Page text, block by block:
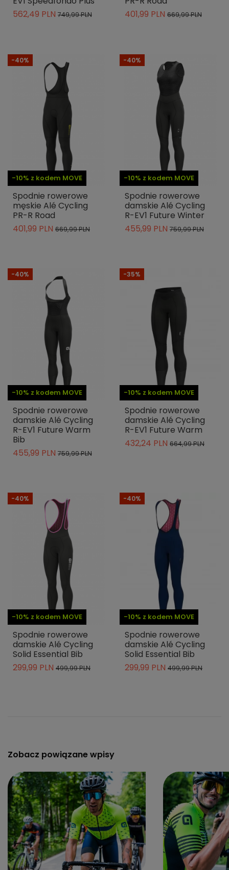
562,49 PLN 749,99 PLN
401,99 PLN 669,99 PLN
-10% z kodem MOVE
-40%
Spodnie rowerowe
męskie Alé Cycling
PR-R Road
401,99 PLN 669,99 PLN
-10% z kodem MOVE
-40%
Spodnie rowerowe
damskie Alé Cycling
R-EV1 Future Winter
455,99 PLN 759,99 PLN
-10% z kodem MOVE
-40%
Spodnie rowerowe
damskie Alé Cycling
R-EV1 Future Warm
Bib
455,99 PLN 759,99 PLN
-10% z kodem MOVE
-35%
Spodnie rowerowe
damskie Alé Cycling
R-EV1 Future Warm
432,24 PLN 664,99 PLN
-10% z kodem MOVE
-40%
Spodnie rowerowe
damskie Alé Cycling
Solid Essential Bib
299,99 PLN 499,99 PLN
-10% z kodem MOVE
-40%
Spodnie rowerowe
damskie Alé Cycling
Solid Essential Bib
299,99 PLN 499,99 PLN
Zobacz powiązane wpisy